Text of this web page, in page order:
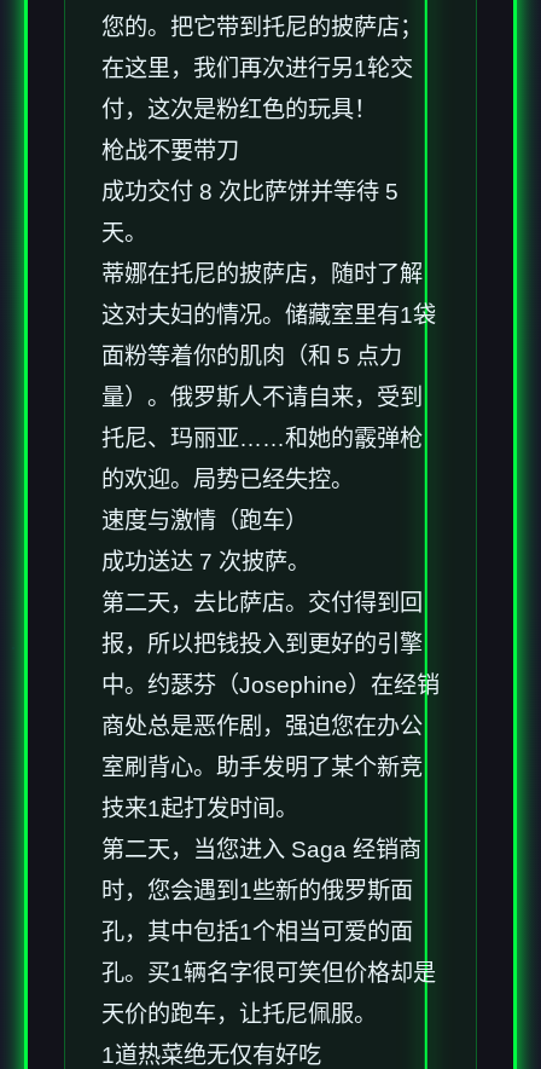
您的。把它带到托尼的披萨店；
在这里，我们再次进行另1轮交
付，这次是粉红色的玩具！
枪战不要带刀
成功交付 8 次比萨饼并等待 5
天。
蒂娜在托尼的披萨店，随时了解
这对夫妇的情况。储藏室里有1袋
面粉等着你的肌肉（和 5 点力
量）。俄罗斯人不请自来，受到
托尼、玛丽亚……和她的霰弹枪
的欢迎。局势已经失控。
速度与激情（跑车）
成功送达 7 次披萨。
第二天，去比萨店。交付得到回
报，所以把钱投入到更好的引擎
中。约瑟芬（Josephine）在经销
商处总是恶作剧，强迫您在办公
室刷背心。助手发明了某个新竞
技来1起打发时间。
第二天，当您进入 Saga 经销商
时，您会遇到1些新的俄罗斯面
孔，其中包括1个相当可爱的面
孔。买1辆名字很可笑但价格却是
天价的跑车，让托尼佩服。
1道热菜绝无仅有好吃